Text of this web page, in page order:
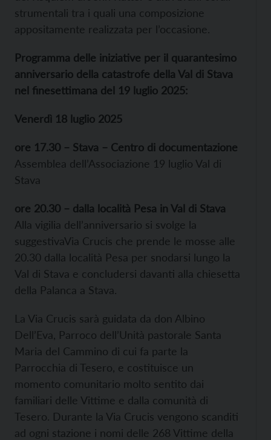
strumentali tra i quali una composizione
appositamente realizzata per l’occasione.
Programma delle iniziative per il quarantesimo
anniversario della catastrofe della Val di Stava
nel finesettimana del 19 luglio 2025:
Venerdì 18 luglio 2025
ore 17.30 – Stava – Centro di documentazione
Assemblea dell’Associazione 19 luglio Val di
Stava
ore 20.30 – dalla località Pesa in Val di Stava
Alla vigilia dell’anniversario si svolge la
suggestivaVia Crucis che prende le mosse alle
20.30 dalla località Pesa per snodarsi lungo la
Val di Stava e concludersi davanti alla chiesetta
della Palanca a Stava.
La Via Crucis sarà guidata da don Albino
Dell’Eva, Parroco dell’Unità pastorale Santa
Maria del Cammino di cui fa parte la
Parrocchia di Tesero, e costituisce un
momento comunitario molto sentito dai
familiari delle Vittime e dalla comunità di
Tesero. Durante la Via Crucis vengono scanditi
ad ogni stazione i nomi delle 268 Vittime della